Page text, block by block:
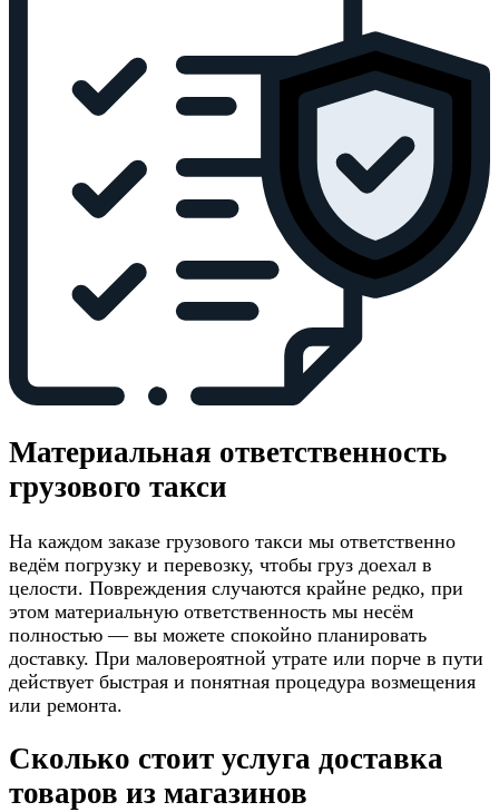
Материальная ответственность
грузового такси
На каждом заказе грузового такси мы ответственно
ведём погрузку и перевозку, чтобы груз доехал в
целости. Повреждения случаются крайне редко, при
этом материальную ответственность мы несём
полностью — вы можете спокойно планировать
доставку. При маловероятной утрате или порче в пути
действует быстрая и понятная процедура возмещения
или ремонта.
Сколько стоит услуга доставка
товаров из магазинов